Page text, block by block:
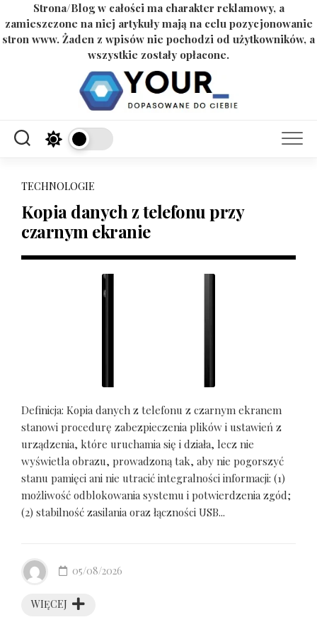
Strona/Blog w całości ma charakter reklamowy, a
zamieszczone na niej artykuły mają na celu pozycjonowanie
stron www. Żaden z wpisów nie pochodzi od użytkowników, a
wszystkie zostały opłacone.
TECHNOLOGIE
Kopia danych z telefonu przy
czarnym ekranie
Definicja: Kopia danych z telefonu z czarnym ekranem
stanowi procedurę zabezpieczenia plików i ustawień z
urządzenia, które uruchamia się i działa, lecz nie
wyświetla obrazu, prowadzoną tak, aby nie pogorszyć
stanu pamięci ani nie utracić integralności informacji: (1)
możliwość odblokowania systemu i potwierdzenia zgód;
(2) stabilność zasilania oraz łączności USB...
WIĘCEJ
05/08/2026